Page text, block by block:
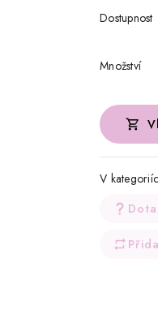
Dostupnost
Množství
V